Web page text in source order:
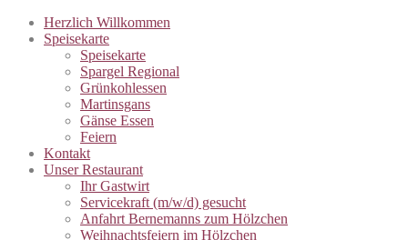
Herzlich Willkommen
Speisekarte
Speisekarte
Spargel Regional
Grünkohlessen
Martinsgans
Gänse Essen
Feiern
Kontakt
Unser Restaurant
Ihr Gastwirt
Servicekraft (m/w/d) gesucht
Anfahrt Bernemanns zum Hölzchen
Weihnachtsfeiern im Hölzchen